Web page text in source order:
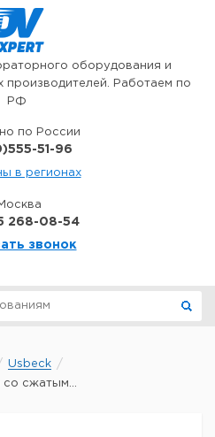
оборудования и
производителей. Работаем по
РФ
по России
51-96
в регионах
268-08-54
звонок
Usbeck
сжатым...